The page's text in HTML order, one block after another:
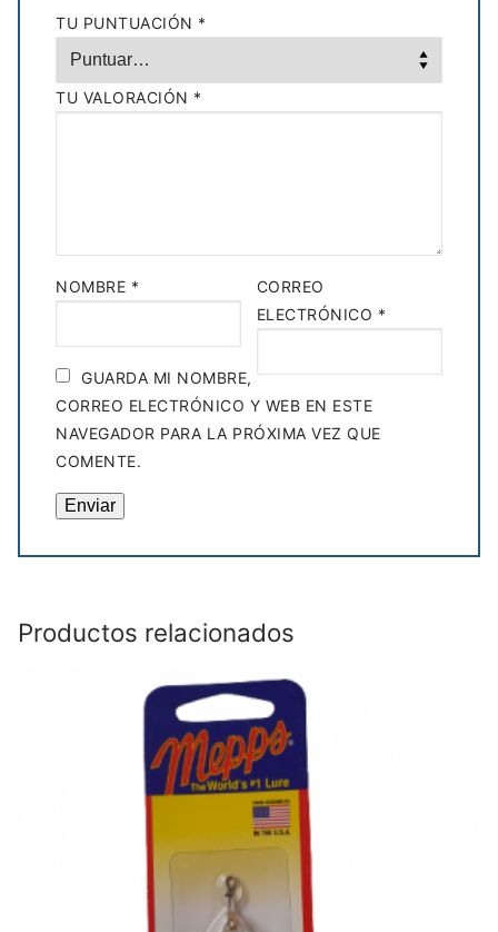
TU PUNTUACIÓN *
TU VALORACIÓN *
NOMBRE *
CORREO
ELECTRÓNICO *
GUARDA MI NOMBRE,
CORREO ELECTRÓNICO Y WEB EN ESTE
NAVEGADOR PARA LA PRÓXIMA VEZ QUE
COMENTE.
Productos relacionados